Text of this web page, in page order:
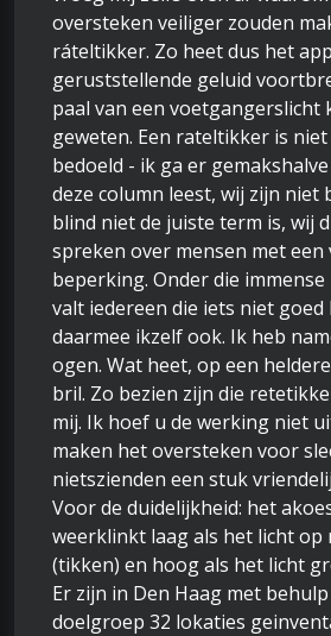
oversteken veiliger zouden
ráteltikker. Zo heet dus het
geruststellende geluid
paal van een voetgangerslicht
geweten. Een rateltikker is
bedoeld - ik ga er
deze column leest, wij zijn niet
blind niet de juiste term is, wij
spreken over mensen met een
beperking. Onder die
valt iedereen die iets niet goed
daarmee ikzelf ook. Ik heb
ogen. Wat heet, op een
bril. Zo bezien zijn die
mij. Ik hoef u de werking niet
maken het oversteken voor
nietszienden een stuk
Voor de duidelijkheid: het
weerklinkt laag als het licht op
(tikken) en hoog als het licht
Er zijn in Den Haag met
doelgroep 32 lokaties